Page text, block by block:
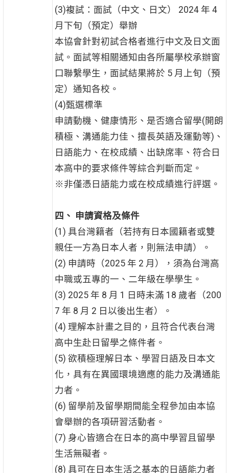
(3)複試：面試（中文、日文） 2024 年 4
月下旬（預定）舉辦
本協會針對初試合格者進行中文及日文面
試。面試等相關通知由各所屬學校承辦窗
口聯繫學生，面試結果將於 5 月上旬（預
定）通知各校。
(4)甄選標準
申請動機、健康情形、是否適合留學(開朗
積極、溝通能力佳、擅長英語及運動等)、
日語能力、在校成績、出缺席率、符合日
本高中的要求條件等綜合判斷而定。
※非僅憑日語能力或在校成績進行評選。
四、 申請資格及條件
(1) 具台灣籍者（若持有日本國籍者或雙
親任一方為日本人者，則無法申請）。
(2) 申請時（2025 年 2 月），須為台灣高
中職或五專的一、二年級在學學生。
(3) 2025 年 8 月 1 日時未滿 18 歲者（200
7 年 8 月 2 日以後出生者）。
(4) 理解本計畫之目的，且符合代表台灣
高中生赴日留學之條件者。
(5) 欲積極理解日本、學習日語及日本文
化，具有在異國環境適應的能力及溝通能
力者。
(6) 留學前及留學期間能全程參加由本協
會舉辦的各項研習活動者。
(7) 身心皆適合在日本的高中學習且留學
生活無礙者。
(8) 具可在日本生活之基本的日語能力者